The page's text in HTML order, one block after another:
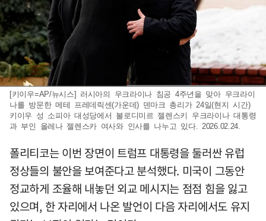
[키이우=AP/뉴시스] 러시아의 우크라이나 침공 4주년을 맞아 우크라이
나를 방문한 메테 프레데릭센(가운데) 덴마크 총리가 24일(현지 시간)
키이우 성 소피아 대성당에서 볼로디미르 젤렌스키 우크라이나 대통령
과 부인 올레나 젤렌스카 여사와 인사를 나누고 있다. 2026.02.24.
폴리티코는 이번 장면이 트럼프 대통령을 둘러싼 유럽
정상들의 불안을 보여준다고 분석했다. 미국이 그동안
정교하게 조율해 내놓던 외교 메시지는 점점 힘을 잃고
있으며, 한 자리에서 나온 발언이 다음 자리에서도 유지